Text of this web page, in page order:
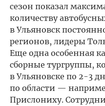
сезон показал
количеству
в Ульяновск
регионов, лидеры
Еще одна особенная
сборные тургруппы,
в Ульяновске по 2-3
по области —
Прислониху.